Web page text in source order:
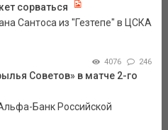
сорваться
Сантоса из "Гезтепе" в ЦСКА
4076 246
Советов» в матче 2-го
Банк Российской